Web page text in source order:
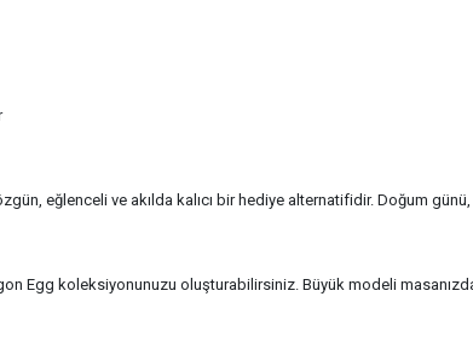
eğlenceli ve akılda kalıcı bir hediye alternatifidir. Doğum
Egg koleksiyonunuzu oluşturabilirsiniz. Büyük modeli